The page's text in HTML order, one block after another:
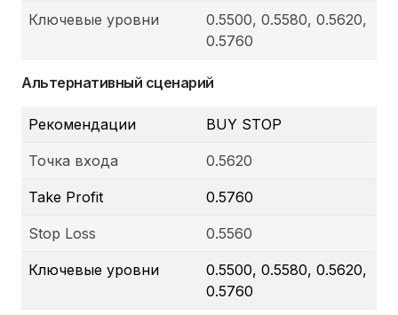
Ключевые уровни
0.5500, 0.5580, 0.5620,
0.5760
Альтернативный сценарий
Рекомендации BUY STOP
Точка входа 0.5620
Take Profit 0.5760
Stop Loss 0.5560
Ключевые уровни
0.5500, 0.5580, 0.5620,
0.5760